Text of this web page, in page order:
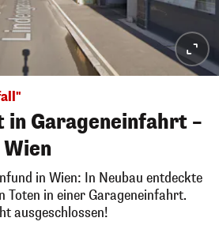
in Garageneinfahrt –
in Wien: In Neubau entdeckte
Toten in einer Garageneinfahrt.
ausgeschlossen!